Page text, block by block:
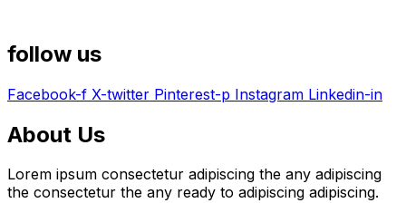
follow us
Facebook-f X-twitter Pinterest-p Instagram Linkedin-in
About Us
Lorem ipsum consectetur adipiscing the any adipiscing
the consectetur the any ready to adipiscing adipiscing.